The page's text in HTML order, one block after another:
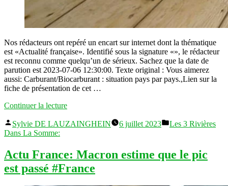
Nos rédacteurs ont repéré un encart sur internet dont la thématique
est «Actualité française». Identifié sous la signature «», le rédacteur
est reconnu comme quelqu’un de sérieux. Sachez que la date de
parution est 2023-07-06 12:30:00. Texte original : Vous aimerez
aussi: Carburant/Biocarburant : situation pays par pays.,Lien sur la
fiche de présentation de cet …
Continuer la lecture« Actu
ces
attisent
le
feu
Publié
par
Sylvie DE LAUZAINGHEIN 6 juillet 2023
Publié
Les 3 Rivières
Dans La Somme:
Actu France: Macron estime que le pic
est passé #France